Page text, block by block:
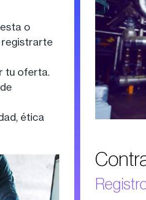
o
registrarte
tu oferta.
ética